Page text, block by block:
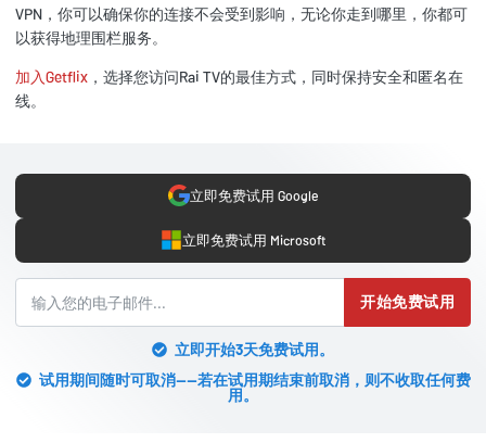
VPN，你可以确保你的连接不会受到影响，无论你走到哪里，你都可
以获得地理围栏服务。
加入Getflix ，选择您访问Rai TV的最佳方式，同时保持安全和匿名在
线。
立即免费试用 Google
立即免费试用 Microsoft
开始免费试用
立即开始3天免费试用。
试用期间随时可取消——若在试用期结束前取消，则不收取任何费
用。